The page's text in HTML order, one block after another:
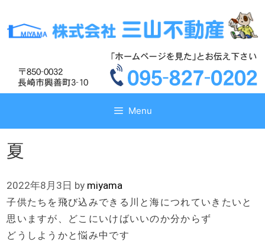
テ
ス
テ
ス
Menu
夏
2022年8月3日 by miyama
子供たちを飛び込みできる川と海につれていきたいと
思いますが、どこにいけばいいのか分からず
どうしようかと悩み中です